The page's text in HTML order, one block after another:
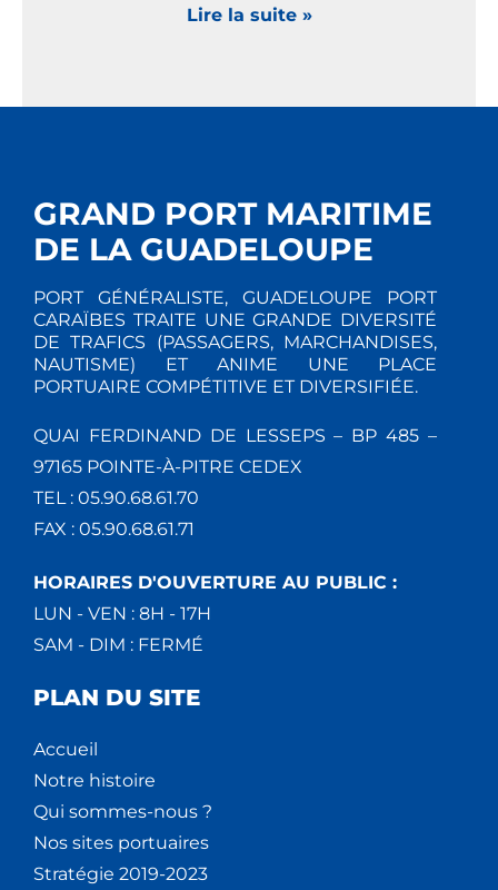
Lire la suite »
GRAND PORT MARITIME
DE LA GUADELOUPE
PORT GÉNÉRALISTE, GUADELOUPE PORT
CARAÏBES TRAITE UNE GRANDE DIVERSITÉ
DE TRAFICS (PASSAGERS, MARCHANDISES,
NAUTISME) ET ANIME UNE PLACE
PORTUAIRE COMPÉTITIVE ET DIVERSIFIÉE.
QUAI FERDINAND DE LESSEPS – BP 485 –
97165 POINTE-À-PITRE CEDEX
TEL : 05.90.68.61.70
FAX : 05.90.68.61.71
HORAIRES D'OUVERTURE AU PUBLIC :
LUN - VEN : 8H - 17H
SAM - DIM : FERMÉ
PLAN DU SITE
Accueil
Notre histoire
Qui sommes-nous ?
Nos sites portuaires
Stratégie 2019-2023